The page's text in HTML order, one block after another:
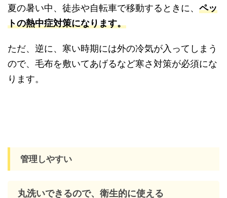
夏の暑い中、徒歩や自転車で移動するときに、 ペッ
トの熱中症対策になります。
ただ、逆に、寒い時期には外の冷気が入ってしまう
ので、毛布を敷いてあげるなど寒さ対策が必須にな
ります。
管理しやすい
丸洗いできるので、衛生的に使える